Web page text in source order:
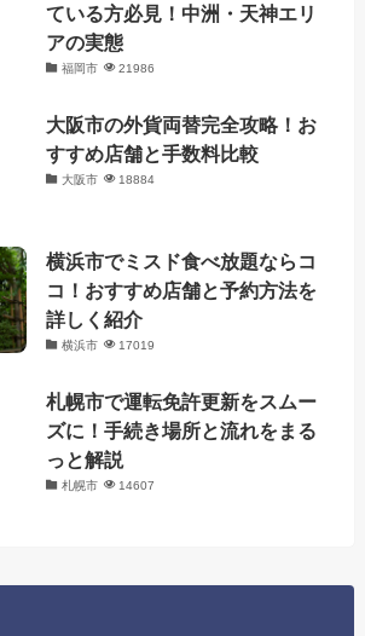
ている方必見！中洲・天神エリ
アの実態
福岡市 21986
大阪市の外貨両替完全攻略！お
すすめ店舗と手数料比較
大阪市 18884
横浜市でミスド食べ放題ならコ
コ！おすすめ店舗と予約方法を
詳しく紹介
横浜市 17019
札幌市で運転免許更新をスムー
ズに！手続き場所と流れをまる
っと解説
札幌市 14607